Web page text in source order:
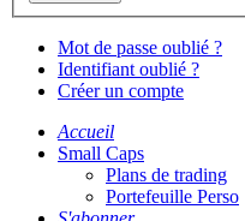
Mot de passe oublié ?
Identifiant oublié ?
Créer un compte
Accueil
Small Caps
Plans de trading
Portefeuille Perso